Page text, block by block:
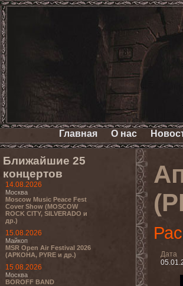
Главная О нас
Ближайшие 25
концертов
14.08.2026
Москва
Moscow Music Peace Fest
Cover Show (MOSCOW
ROCK CITY, SILVERADO и
др.)
15.08.2026
Майкоп
MSR Open Air Festival 2026
(АРКОНА, PYRE и др.)
15.08.2026
Москва
BOROFF BAND
Дата